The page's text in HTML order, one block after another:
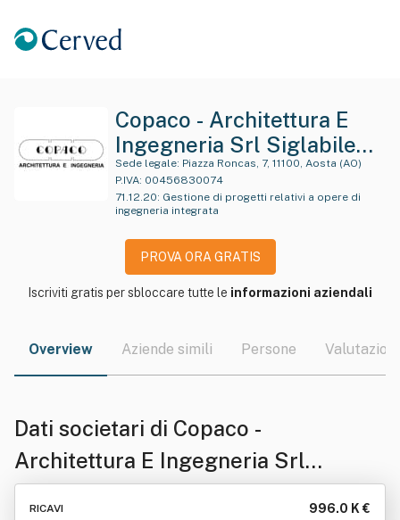
Copaco - Architettura E
Ingegneria Srl Siglabile
Copaco Srl
Sede legale: Piazza Roncas, 7, 11100, Aosta (AO)
P.IVA: 00456830074
71.12.20: Gestione di progetti relativi a opere di
ingegneria integrata
PROVA ORA GRATIS
Iscriviti gratis per sbloccare tutte le informazioni aziendali
Overview Aziende simili Persone Valutazioni
Dati societari di Copaco -
Architettura E Ingegneria Srl
Siglabile Copaco Srl
RICAVI 996.0 K €